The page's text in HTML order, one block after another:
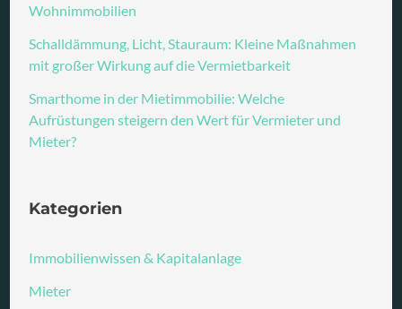
Wohnimmobilien
Schalldämmung, Licht, Stauraum: Kleine Maßnahmen
mit großer Wirkung auf die Vermietbarkeit
Smarthome in der Mietimmobilie: Welche
Aufrüstungen steigern den Wert für Vermieter und
Mieter?
Kategorien
Immobilienwissen & Kapitalanlage
Mieter